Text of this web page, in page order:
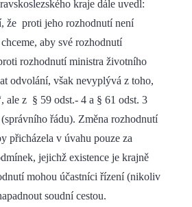
kraje dále uvedl:
že proti jeho rozhodnutí není
aby své rozhodnutí
rozhodnutí ministra životního
odvolání, však nevyplývá z toho,
ale z § 59 odst.- 4 a § 61 odst. 3
řádu). Změna rozhodnutí
přicházela v úvahu pouze za
jejichž existence je krajně
mohou účastníci řízení (nikoliv
soudní cestou.